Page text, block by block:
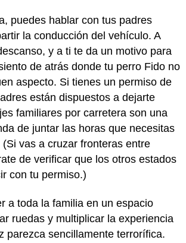
puedes hablar con tus padres
la conducción del vehículo. A
y a ti te da un motivo para
de atrás donde tu perro Fido no
aspecto. Si tienes un permiso de
están dispuestos a dejarte
familiares por carretera son una
de juntar las horas que necesitas
vas a cruzar fronteras entre
de verificar que los otros estados
con tu permiso.)
a toda la familia en un espacio
ruedas y multiplicar la experiencia
parezca sencillamente terrorífica.